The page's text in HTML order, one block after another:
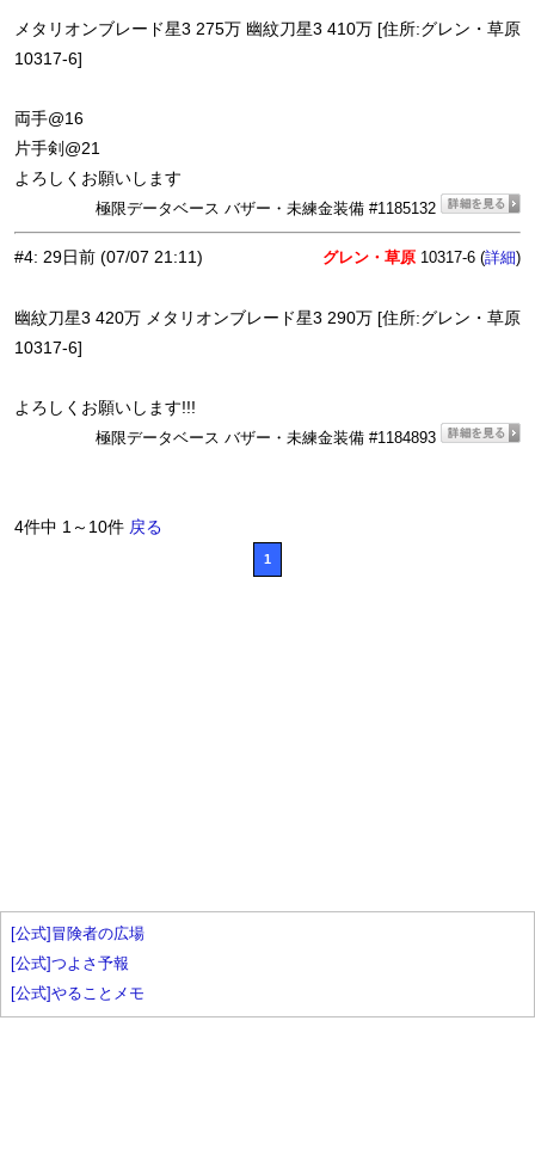
メタリオンブレード星3 275万 幽紋刀星3 410万 [住所:グレン・草原
10317-6]
両手@16
片手剣@21
よろしくお願いします
極限データベース バザー・未練金装備 #1185132
#4: 29日前 (07/07 21:11) グレン・草原 10317-6 (詳細)
幽紋刀星3 420万 メタリオンブレード星3 290万 [住所:グレン・草原
10317-6]
よろしくお願いします!!!
極限データベース バザー・未練金装備 #1184893
4件中 1～10件 戻る
1
[公式]冒険者の広場
[公式]つよさ予報
[公式]やることメモ